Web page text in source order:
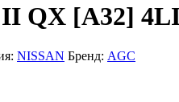
QX [A32]
NISSAN Бренд: AGC